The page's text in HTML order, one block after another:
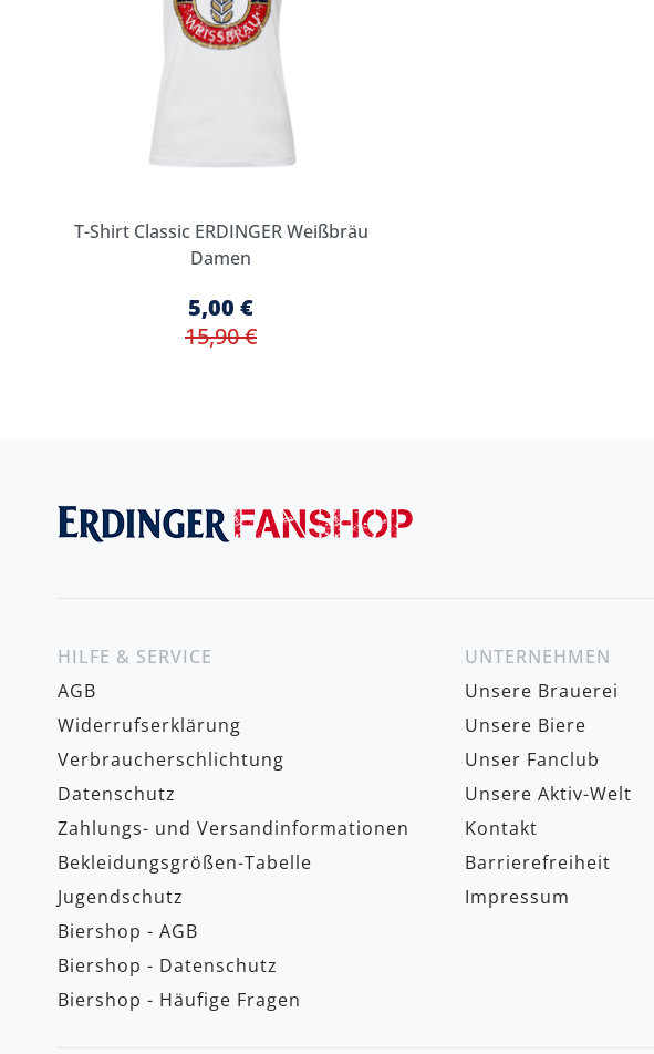
T-Shirt Classic ERDINGER Weißbräu
Damen
5,00 €
15,90 €
HILFE & SERVICE
AGB
Widerrufserklärung
Verbraucherschlichtung
Datenschutz
Zahlungs- und Versandinformationen
Bekleidungsgrößen-Tabelle
Jugendschutz
Biershop - AGB
Biershop - Datenschutz
Biershop - Häufige Fragen
UNTERNEHMEN
Unsere Brauerei
Unsere Biere
Unser Fanclub
Unsere Aktiv-Welt
Kontakt
Barrierefreiheit
Impressum